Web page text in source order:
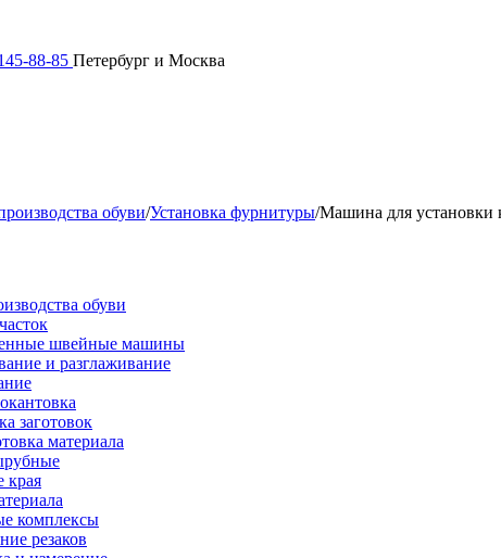
88-85 Петербург и Москва
обуви/Установка фурнитуры/Машина для установки
обуви
швейные машины
и разглаживание
заготовок
материала
края
комплексы
резаков